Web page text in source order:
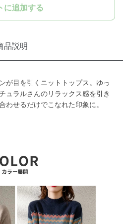
に追加する
品説明
が目を引くニットトップス。ゆっ
ュラルさんのリラックス感を引き
わせるだけでこなれた印象に。